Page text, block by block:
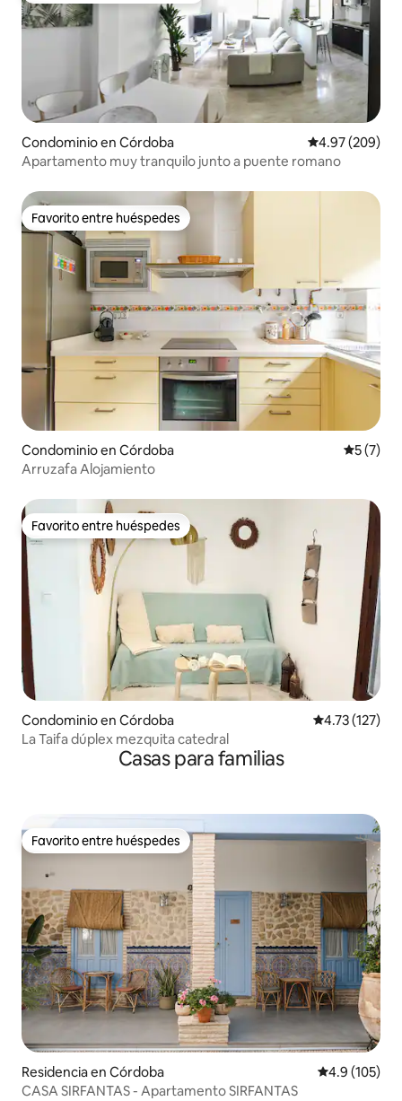
Condominio en Córdoba Calificación
4.97 (209)
Apartamento muy tranquilo junto a puente romano
Favorito entre huéspedes
Favorito entre huéspedes
Condominio en Córdoba
5 (7)
Arruzafa Alojamiento
Favorito entre huéspedes
Favorito entre huéspedes
Condominio en Córdoba Calificación
4.73 (127)
La Taifa dúplex mezquita catedral
Casas para familias
Favorito entre huéspedes
Favorito entre huéspedes
Residencia en Córdoba Calificación
4.9 (105)
CASA SIRFANTAS - Apartamento SIRFANTAS